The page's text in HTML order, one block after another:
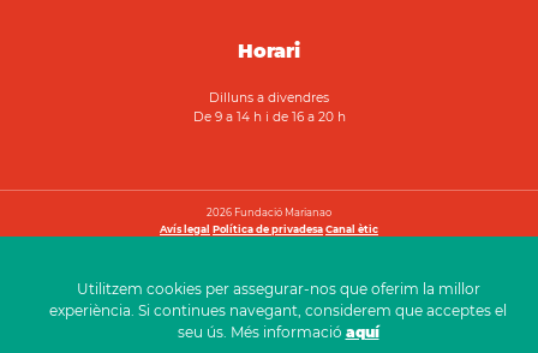
Utilitzem cookies per assegurar-nos que oferim la millor
experiència. Si continues navegant, considerem que acceptes el
seu ús. Més informació aquí
Horari
Dilluns a divendres
De 9 a 14 h i de 16 a 20 h
2026 Fundació Marianao
Avís legal Política de privadesa Canal ètic